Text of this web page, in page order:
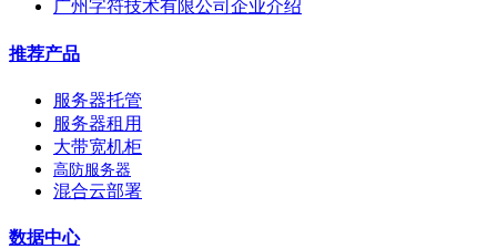
广州字符技术有限公司企业介绍
推荐产品
服务器托管
服务器租用
大带宽机柜
高防服务器
混合云部署
数据中心